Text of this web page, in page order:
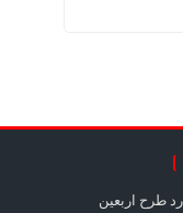
طرح اربعین